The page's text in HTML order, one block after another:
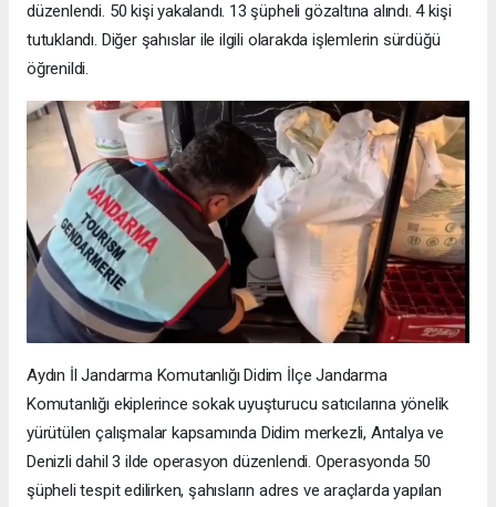
düzenlendi. 50 kişi yakalandı. 13 şüpheli gözaltına alındı. 4 kişi
tutuklandı. Diğer şahıslar ile ilgili olarakda işlemlerin sürdüğü
öğrenildi.
Aydın İl Jandarma Komutanlığı Didim İlçe Jandarma
Komutanlığı ekiplerince sokak uyuşturucu satıcılarına yönelik
yürütülen çalışmalar kapsamında Didim merkezli, Antalya ve
Denizli dahil 3 ilde operasyon düzenlendi. Operasyonda 50
şüpheli tespit edilirken, şahısların adres ve araçlarda yapılan